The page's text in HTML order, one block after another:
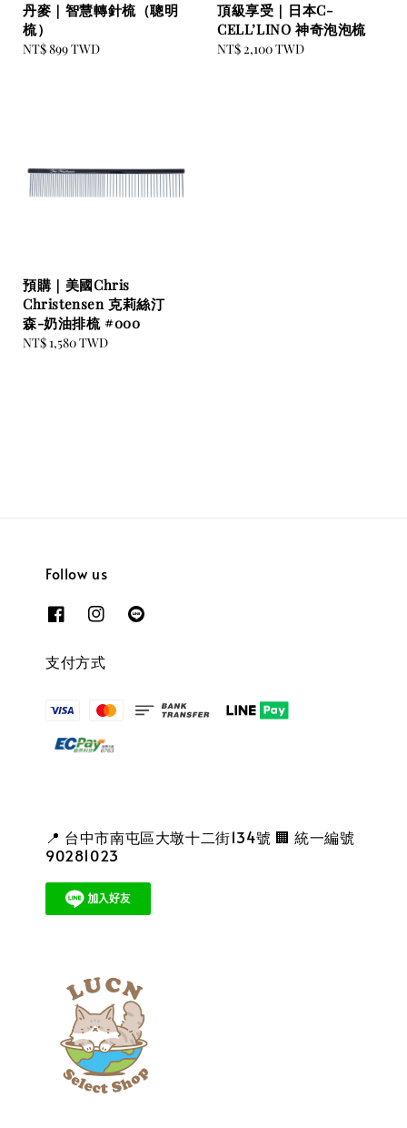
丹麥｜智慧轉針梳（聰明
梳）
Regular
NT$ 899 TWD
頂級享受｜日本C-
CELL’LINO 神奇泡泡梳
Regular
NT$ 2,100 TWD
預購｜美國Chris
Christensen 克莉絲汀
森-奶油排梳 #000
Regular
NT$ 1,580 TWD
Follow us
支付方式
📍 台中市南屯區大墩十二街134號 🏢 統一編號
90281023